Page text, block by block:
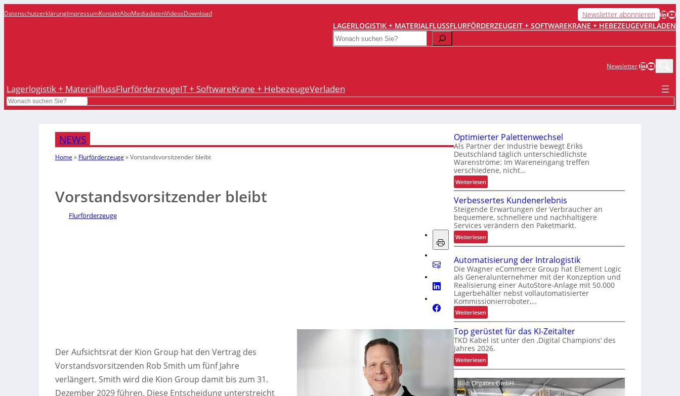
DatenschutzerklärungImpressumKontaktAboMediadatenVideosDownload Newsletter abonnieren LinkedIn YouTube
LAGERLOGISTIK + MATERIALFLUSSFLURFÖRDERZEUGEIT + SOFTWAREKRANE + HEBEZEUGEVERLADEN
Search
NewsletterLinkedIn
Lagerlogistik + MaterialflussFlurförderzeugeIT + SoftwareKrane + HebezeugeVerladen
Search
NEWS
Home » Flurförderzeuge »Vorstandsvorsitzender bleibt
Vorstandsvorsitzender bleibt
Flurförderzeuge
Der Aufsichtsrat der Kion Group hat den Vertrag des
Vorstandsvorsitzenden Rob Smith um fünf Jahre
verlängert. Smith wird die Kion Group damit bis zum 31.
Dezember 2029 führen. Diese Entscheidung unterstreicht
Optimierter Palettenwechsel
Als Partner der Industrie bewegt Eriks
Deutschland täglich unterschiedlichste
Warenströme: Im Wareneingang treffen
verschiedene, nicht…
Weiterlesen:
O
p
t
i
m
i
e
r
t
e
r
P
a
l
t
t
e
n
e
c
Verbessertes Kundenerlebnis
Steigende Erwartungen der Verbraucher an
bequemere, schnellere und nachhaltigere
Services verändern den Paketmarkt.
Weiterlesen:
V
e
r
b
e
s
s
e
r
t
e
s
K
u
n
d
Automatisierung der Intralogistik
Die Wagner eCommerce Group hat Element Logic
als Generalunternehmer mit der Konzeption und
Realisierung einer AutoStore-Anlage mit 50.000
Lagerbehälter nebst vollautomatisierter
Kommissionierroboter,…
Weiterlesen:
A
u
t
o
m
a
t
i
Top gerüstet für das KI-Zeitalter
TKD Kabel ist unter den ‚Digital Champions‘ des
Jahres 2026.
Weiterlesen:
T
o
p
Bild: Orgatex GmbH